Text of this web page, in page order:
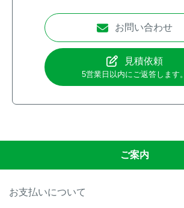
お問い合わせ
見積依頼
5営業日以内にご返答します。
ご案内
お支払いについて